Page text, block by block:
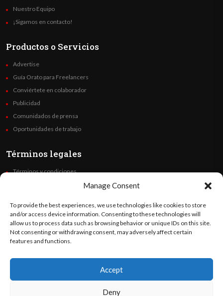
Manage Consent
To provide the best experiences, we use technologies like cookies to store
and/or access device information. Consenting to these technologies will
allow us to process data such as browsing behavior or unique IDs on this site.
Not consenting or withdrawing consent, may adversely affect certain
features and functions.
Accept
Deny
Nuestro Equipo
¡Sigamos en contacto!
Productos o Servicios
Advertise
Guía Orato para Freelancers
Conviértete en colaborador
Publicidad
Comunidados de prensa
Oportunidades de trabajo
Términos legales
Términos y condiciones
Code of Ethics
Síguenos
©OratoWorld Media 2026. Todos los derechos reservados..